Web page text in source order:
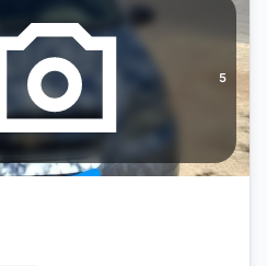
5